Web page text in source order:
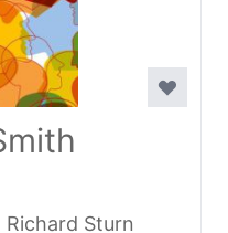
Richard Sturn